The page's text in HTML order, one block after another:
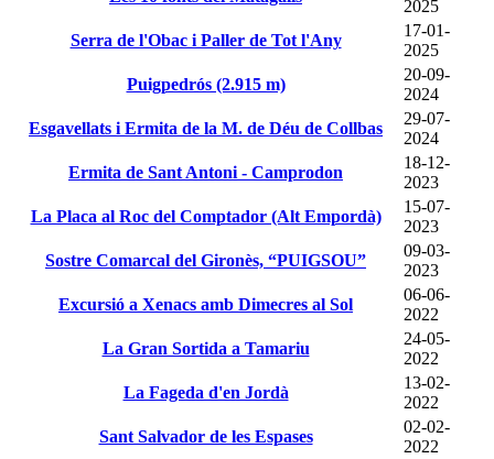
2025
Serra de l'Obac i Paller de Tot l'Any
17-01-
2025
Puigpedrós (2.915 m)
20-09-
2024
Esgavellats i Ermita de la M. de Déu de Collbas
29-07-
2024
Ermita de Sant Antoni - Camprodon
18-12-
2023
La Placa al Roc del Comptador (Alt Empordà)
15-07-
2023
Sostre Comarcal del Gironès, “PUIGSOU”
09-03-
2023
Excursió a Xenacs amb Dimecres al Sol
06-06-
2022
La Gran Sortida a Tamariu
24-05-
2022
La Fageda d'en Jordà
13-02-
2022
Sant Salvador de les Espases
02-02-
2022